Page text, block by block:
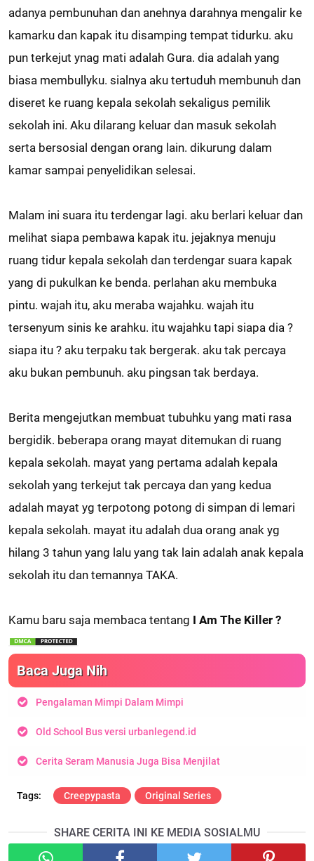
adanya pembunuhan dan anehnya darahnya mengalir ke
kamarku dan kapak itu disamping tempat tidurku. aku
pun terkejut ynag mati adalah Gura. dia adalah yang
biasa membullyku. sialnya aku tertuduh membunuh dan
diseret ke ruang kepala sekolah sekaligus pemilik
sekolah ini. Aku dilarang keluar dan masuk sekolah
serta bersosial dengan orang lain. dikurung dalam
kamar sampai penyelidikan selesai.
Malam ini suara itu terdengar lagi. aku berlari keluar dan
melihat siapa pembawa kapak itu. jejaknya menuju
ruang tidur kepala sekolah dan terdengar suara kapak
yang di pukulkan ke benda. perlahan aku membuka
pintu. wajah itu, aku meraba wajahku. wajah itu
tersenyum sinis ke arahku. itu wajahku tapi siapa dia ?
siapa itu ? aku terpaku tak bergerak. aku tak percaya
aku bukan pembunuh. aku pingsan tak berdaya.
Berita mengejutkan membuat tubuhku yang mati rasa
bergidik. beberapa orang mayat ditemukan di ruang
kepala sekolah. mayat yang pertama adalah kepala
sekolah yang terkejut tak percaya dan yang kedua
adalah mayat yg terpotong potong di simpan di lemari
kepala sekolah. mayat itu adalah dua orang anak yg
hilang 3 tahun yang lalu yang tak lain adalah anak kepala
sekolah itu dan temannya TAKA.
Kamu baru saja membaca tentang I Am The Killer ?
Baca Juga Nih
Pengalaman Mimpi Dalam Mimpi
Old School Bus versi urbanlegend.id
Cerita Seram Manusia Juga Bisa Menjilat
Creepypasta Original Series
SHARE CERITA INI KE MEDIA SOSIALMU